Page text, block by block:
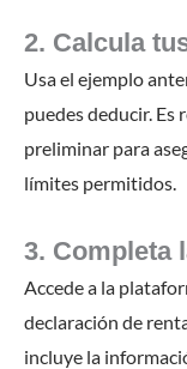
2. Calcula
Usa el ejemplo
puedes deducir. Es
preliminar para
límites permitidos.
3. Completa
Accede a la
declaración de
incluye la